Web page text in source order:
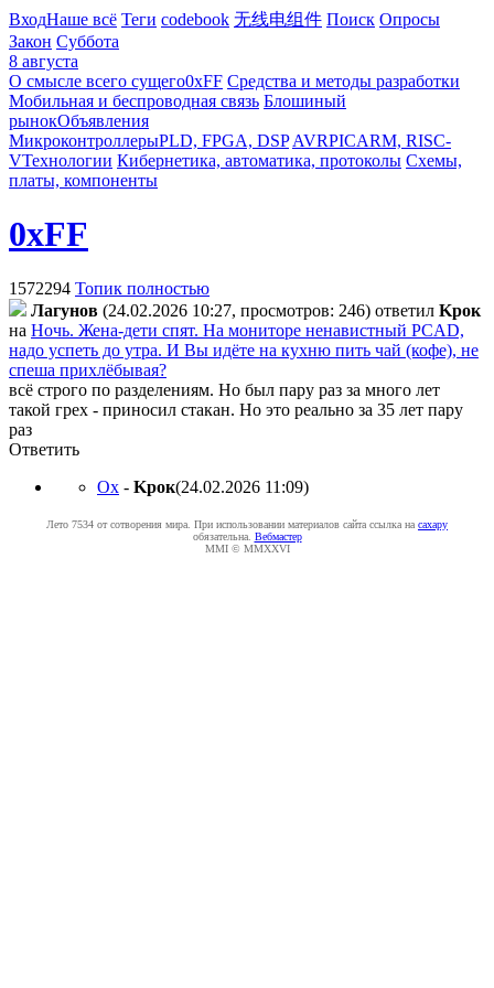
ВходНаше всё Теги codebook 无线电组件 Поиск Опросы
Закон Суббота
8 августа
О смысле всего сущего0xFF Средства и методы разработки
Мобильная и беспроводная связь Блошиный
рынокОбъявления
МикроконтроллерыPLD, FPGA, DSP AVRPICARM, RISC-
VТехнологии Кибернетика, автоматика, протоколы Схемы,
платы, компоненты
0xFF
1572294 Топик полностью
Лaгyнoв (24.02.2026 10:27, просмотров: 246) ответил Kpoк
на Ночь. Жена-дети спят. На мониторе ненавистный PCAD,
надо успеть до утра. И Вы идёте на кухню пить чай (кофе), не
спеша прихлёбывая?
всё строго по разделениям. Но был пару раз за много лет
такой грех - приносил стакан. Но это реально за 35 лет пару
раз
Ответить
Ох - Kpoк(24.02.2026 11:09)
Лето 7534 от сотворения мира. При использовании материалов сайта ссылка на caxapу
обязательна. Вебмастер
MMI © MMXXVI